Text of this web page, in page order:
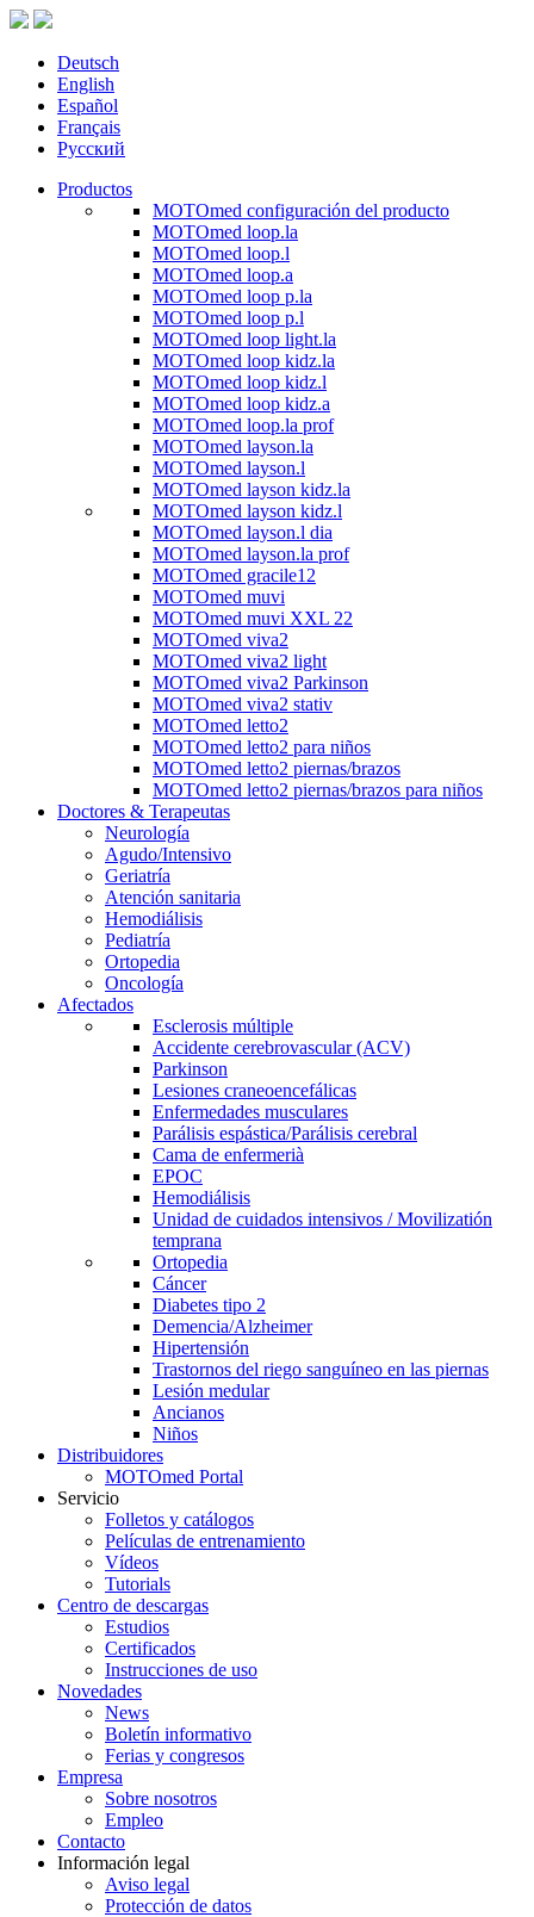
Deutsch
English
Español
Français
Русский
Productos
MOTOmed configuración del producto
MOTOmed loop.la
MOTOmed loop.l
MOTOmed loop.a
MOTOmed loop p.la
MOTOmed loop p.l
MOTOmed loop light.la
MOTOmed loop kidz.la
MOTOmed loop kidz.l
MOTOmed loop kidz.a
MOTOmed loop.la prof
MOTOmed layson.la
MOTOmed layson.l
MOTOmed layson kidz.la
MOTOmed layson kidz.l
MOTOmed layson.l dia
MOTOmed layson.la prof
MOTOmed gracile12
MOTOmed muvi
MOTOmed muvi XXL 22
MOTOmed viva2
MOTOmed viva2 light
MOTOmed viva2 Parkinson
MOTOmed viva2 stativ
MOTOmed letto2
MOTOmed letto2 para niños
MOTOmed letto2 piernas/brazos
MOTOmed letto2 piernas/brazos para niños
Doctores & Terapeutas
Neurología
Agudo/Intensivo
Geriatría
Atención sanitaria
Hemodiálisis
Pediatría
Ortopedia
Oncología
Afectados
Esclerosis múltiple
Accidente cerebrovascular (ACV)
Parkinson
Lesiones craneoencefálicas
Enfermedades musculares
Parálisis espástica/Parálisis cerebral
Cama de enfermerià
EPOC
Hemodiálisis
Unidad de cuidados intensivos / Movilizatión
temprana
Ortopedia
Cáncer
Diabetes tipo 2
Demencia/Alzheimer
Hipertensión
Trastornos del riego sanguíneo en las piernas
Lesión medular
Ancianos
Niños
Distribuidores
MOTOmed Portal
Servicio
Folletos y catálogos
Películas de entrenamiento
Vídeos
Tutorials
Centro de descargas
Estudios
Certificados
Instrucciones de uso
Novedades
News
Boletín informativo
Ferias y congresos
Empresa
Sobre nosotros
Empleo
Contacto
Información legal
Aviso legal
Protección de datos